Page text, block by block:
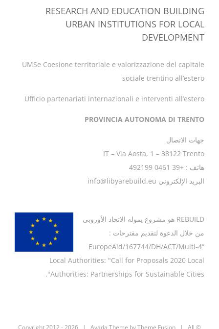
RESEARCH AND EDUCATION BUILDING
URBAN INSTITUTIONS FOR LOCAL
DEVELOPMENT
UMSe Coesione territoriale e valorizzazione del capitale
sociale trentino all’estero
Ufficio partenariati internazionali e interventi all’estero
PROVINCIA AUTONOMA DI TRENTO
جهات الاتصال
IT – Via Aosta, 1 – 38122 Trento
هاتف : +39 0461 492199
البريد الإلكتروني info@libyarebuild.eu
REBUILD هو مشروع يموله الاتحاد الأوروبي
من خلال الدعوة لتقديم مقترحات :
“EuropeAid/167744/DH/ACT/Multi-4
Local Authorities: "Call for Proposals 2020 Local
Authorities: Partnerships for Sustainable Cities".
© Copyright 2012 -
2026 | Avada Theme byTheme Fusion | All